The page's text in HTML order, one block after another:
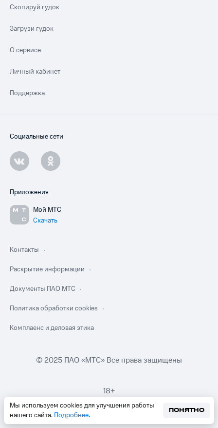
Мы используем cookies для улучшения работы
нашего сайта. Подробнее.
ПОНЯТНО
Скопируй гудок
Загрузи гудок
О сервисе
Личный кабинет
Поддержка
Социальные сети
Приложения
Мой МТС
Скачать
Контакты
Раскрытие информации
Документы ПАО МТС
Политика обработки cookies
Комплаенс и деловая этика
© 2025 ПАО «МТС» Все права защищены
18+